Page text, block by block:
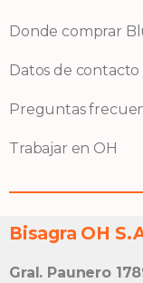
Donde comprar
Datos de contacto
Preguntas
Trabajar en OH
Bisagra OH
Gral. Paunero